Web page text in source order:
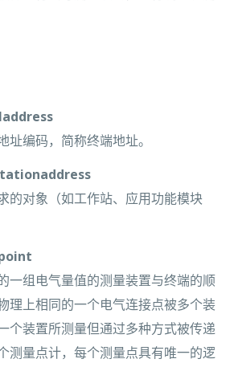
址编码，简称终端地址。
的对象（如工作站、应用功能模块
一组电气量值的测量装置与终端的顺
理上相同的一个电气连接点被多个装
个装置所测量但通过多种方式被传递
测量点计，每个测量点具有唯一的逻